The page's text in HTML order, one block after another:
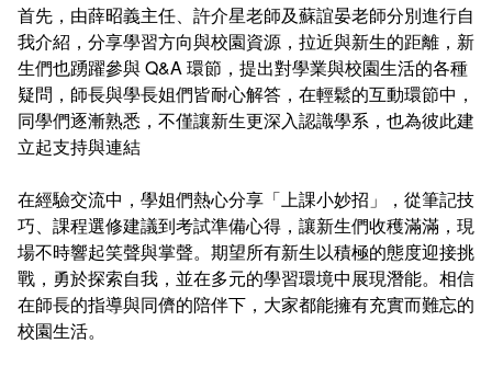
30+大學試辦計畫學分學程
課程地圖
課程地圖主頁
專業基礎必選修與領域
首先，由薛昭義主任、許介星老師及蘇誼晏老師分別進行自
我介紹，分享學習方向與校園資源，拉近與新生的距離，新
生們也踴躍參與 Q&A 環節，提出對學業與校園生活的各種
疑問，師長與學長姐們皆耐心解答，在輕鬆的互動環節中，
同學們逐漸熟悉，不僅讓新生更深入認識學系，也為彼此建
立起支持與連結
在經驗交流中，學姐們熱心分享「上課小妙招」，從筆記技
巧、課程選修建議到考試準備心得，讓新生們收穫滿滿，現
場不時響起笑聲與掌聲。期望所有新生以積極的態度迎接挑
戰，勇於探索自我，並在多元的學習環境中展現潛能。相信
在師長的指導與同儕的陪伴下，大家都能擁有充實而難忘的
校園生活。